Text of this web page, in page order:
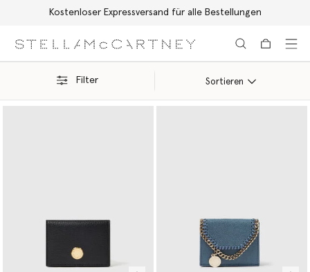
Kostenloser Expressversand für alle Bestellungen
Filter Sortieren